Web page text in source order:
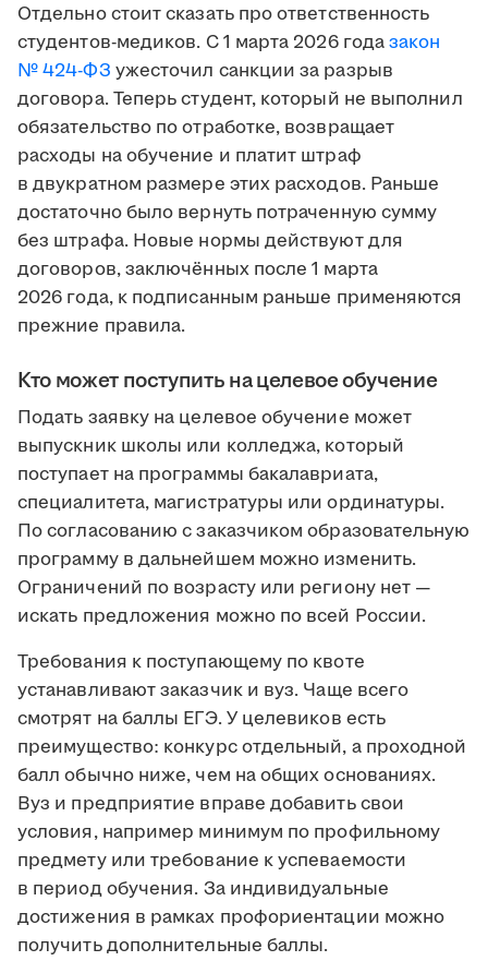
Отдельно стоит сказать про ответственность
студентов-медиков. С 1 марта 2026 годазакон
№ 424-ФЗ ужесточил санкции за разрыв
договора. Теперь студент, который не выполнил
обязательство по отработке, возвращает
расходы на обучение и платит штраф
в двукратном размере этих расходов. Раньше
достаточно было вернуть потраченную сумму
без штрафа. Новые нормы действуют для
договоров, заключённых после 1 марта
2026 года, к подписанным раньше применяются
прежние правила.
Кто может поступить на целевое обучение
Подать заявку на целевое обучение может
выпускник школы или колледжа, который
поступает на программы бакалавриата,
специалитета, магистратуры или ординатуры.
По согласованию с заказчиком образовательную
программу в дальнейшем можно изменить.
Ограничений по возрасту или региону нет —
искать предложения можно по всей России.
Требования к поступающему по квоте
устанавливают заказчик и вуз. Чаще всего
смотрят на баллы ЕГЭ. У целевиков есть
преимущество: конкурс отдельный, а проходной
балл обычно ниже, чем на общих основаниях.
Вуз и предприятие вправе добавить свои
условия, например минимум по профильному
предмету или требование к успеваемости
в период обучения. За индивидуальные
достижения в рамках профориентации можно
получить дополнительные баллы.